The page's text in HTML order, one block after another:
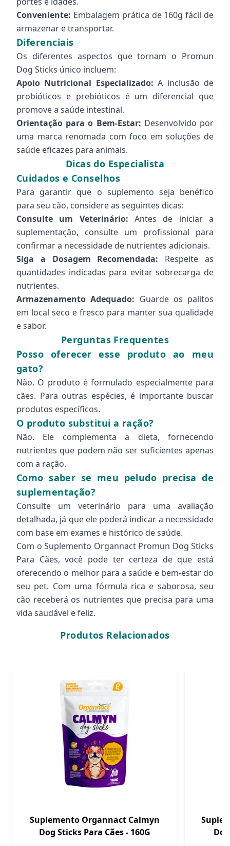
Conveniente: Embalagem prática de 160g fácil de
armazenar e transportar.
Diferenciais
Os diferentes aspectos que tornam o Promun
Dog Sticks único incluem:
Apoio Nutricional Especializado: A inclusão de
probióticos e prebióticos é um diferencial que
promove a saúde intestinal.
Orientação para o Bem-Estar: Desenvolvido por
uma marca renomada com foco em soluções de
saúde eficazes para animais.
Dicas do Especialista
Cuidados e Conselhos
Para garantir que o suplemento seja benéfico
para seu cão, considere as seguintes dicas:
Consulte um Veterinário: Antes de iniciar a
suplementação, consulte um profissional para
confirmar a necessidade de nutrientes adicionais.
Siga a Dosagem Recomendada: Respeite as
quantidades indicadas para evitar sobrecarga de
nutrientes.
Armazenamento Adequado: Guarde os palitos
em local seco e fresco para manter sua qualidade
e sabor.
Perguntas Frequentes
Posso oferecer esse produto ao meu
gato?
Não. O produto é formulado especialmente para
cães. Para outras espécies, é importante buscar
produtos específicos.
O produto substitui a ração?
Não. Ele complementa a dieta, fornecendo
nutrientes que podem não ser suficientes apenas
com a ração.
Como saber se meu peludo precisa de
suplementação?
Consulte um veterinário para uma avaliação
detalhada, já que ele poderá indicar a necessidade
com base em exames e histórico de saúde.
Com o Suplemento Organnact Promun Dog Sticks
Para Cães, você pode ter certeza de que está
oferecendo o melhor para a saúde e bem-estar do
seu pet. Com uma fórmula rica e saborosa, seu
cão receberá os nutrientes que precisa para uma
vida saudável e feliz.
Produtos Relacionados
Suplemento Organnact Calmyn
Dog Sticks Para Cães - 160G